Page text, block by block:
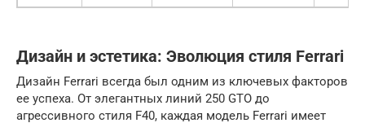
Дизайн и эстетика: Эволюция стиля Ferrari
Дизайн Ferrari всегда был одним из ключевых факторов
ее успеха. От элегантных линий 250 GTO до
агрессивного стиля F40, каждая модель Ferrari имеет